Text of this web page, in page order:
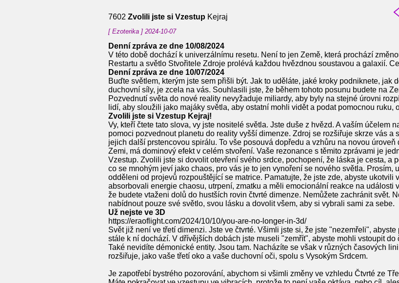
7602 Zvolili jste si Vzestup Kejraj
[ Ezoterika ] 2024-10-07
Denní zpráva ze dne 10/08/2024
V této době dochází k univerzálnímu resetu. Není to jen Země, která prochází
Restartu a světlo Stvořitele Zdroje prolévá každou hvězdnou soustavou a galaxií.
Denní zpráva ze dne 10/07/2024
Buďte světlem, kterým jste sem přišli být. Jak to uděláte, jaké kroky podniknete, jak
duchovní síly, je zcela na vás. Souhlasili jste, že během tohoto posunu budete na
Pozvednutí světa do nové reality nevyžaduje miliardy, aby byly na stejné úrovni
lidí, aby sloužili jako majáky světla, aby ostatní mohli vidět a podat pomocnou ruku,
Zvolili jste si Vzestup Kejraj!
Vy, kteří čtete tato slova, vy jste nositelé světla. Jste duše z hvězd. A vaším účelem
pomoci pozvednout planetu do reality vyšší dimenze. Zdroj se rozšiřuje skrze vás a
jejich další prstencovou spirálu. To vše posouvá dopředu a vzhůru na novou
Zemi, má dominový efekt v celém stvoření. Vaše rezonance s těmito zprávami je
Vzestup. Zvolili jste si dovolit otevření svého srdce, pochopení, že láska je cesta, a
co se mnohým jeví jako chaos, pro vás je to jen vynoření se nového světla. Prosím,
odděleni od projevů rozpouštějící se matrice. Pamatujte, že jste zde, abyste ukotvili
absorbovali energie chaosu, utrpení, zmatku a měli emocionální reakce na události
že budete vtaženi dolů do hustších rovin čtvrté dimenze. Nemůžete zachránit svět.
nabídnout pouze své světlo, svou lásku a dovolit všem, aby si vybrali sami za sebe.
Už nejste ve 3D
https://eraoflight.com/2024/10/10/you-are-no-longer-in-3d/
Svět již není ve třetí dimenzi. Jste ve čtvrté. Všimli jste si, že jste "nezemřeli",
stále k ní dochází. V dřívějších dobách jste museli "zemřít", abyste mohli vstoupit do
Také nevidíte démonické entity. Jsou tam. Nacházíte se však v různých časových
rozšiřuje, jako vaše třetí oko a vaše duchovní oči, spolu s Vysokým Srdcem.
Je zapotřebí bystrého pozorování, abychom si všimli změny ve vzhledu Čtvrté ze